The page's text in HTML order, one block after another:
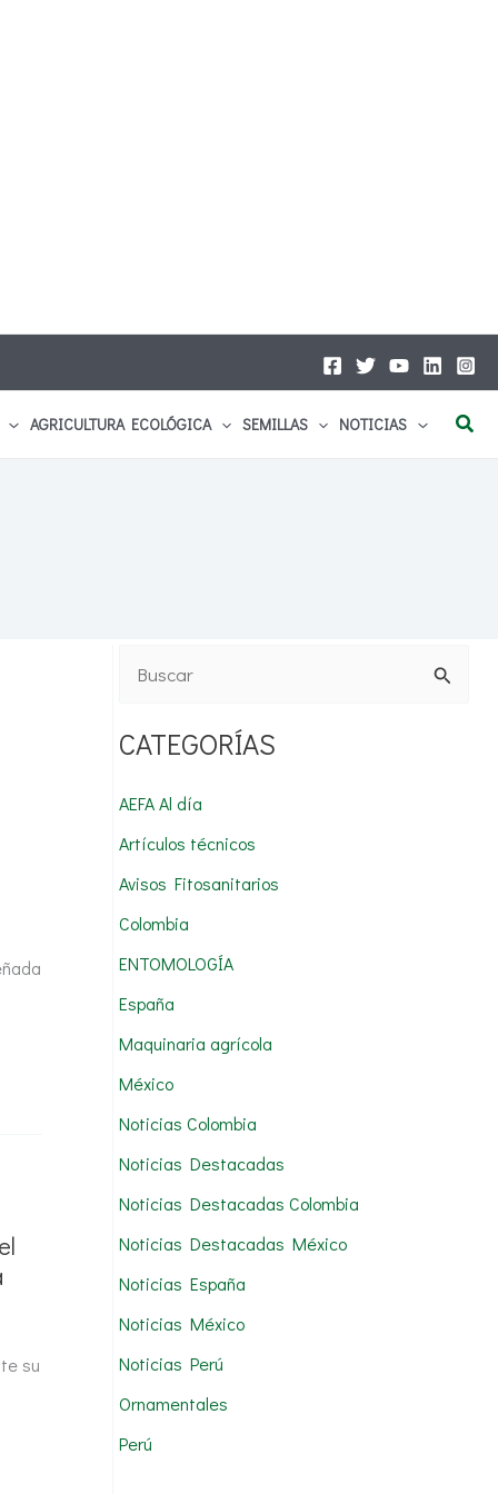
AGRICULTURA ECOLÓGICA SEMILLAS NOTICIAS
su
s
r
p
o
r
:
CATEGORÍAS
AEFA Al día
Artículos técnicos
Avisos Fitosanitarios
Colombia
ENTOMOLOGÍA
España
Maquinaria agrícola
México
Noticias Colombia
Noticias Destacadas
Noticias Destacadas Colombia
Noticias Destacadas México
Noticias España
Noticias México
Noticias Perú
Ornamentales
Perú